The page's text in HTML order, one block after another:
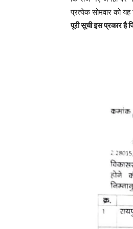
प्रत्येक सोमवार को यह
पूरी सूची इस प्रकार है